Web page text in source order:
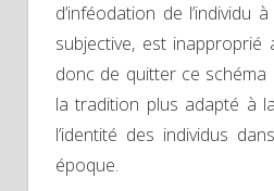
d’inféodation de l’individu
subjective, est inapproprié
donc de quitter ce
la tradition plus adapté à
l’identité des individus
époque.